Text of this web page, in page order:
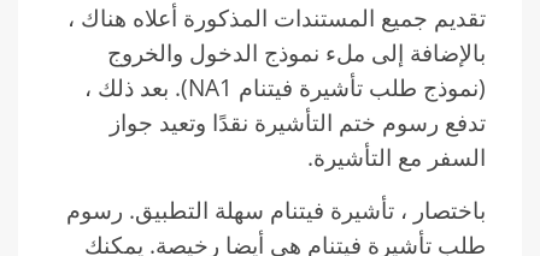
تقديم جميع المستندات المذكورة أعلاه هناك ،
بالإضافة إلى ملء نموذج الدخول والخروج
(نموذج طلب تأشيرة فيتنام NA1). بعد ذلك ،
تدفع رسوم ختم التأشيرة نقدًا وتعيد جواز
السفر مع التأشيرة.
باختصار ، تأشيرة فيتنام سهلة التطبيق. رسوم
طلب تأشيرة فيتنام هي أيضا رخيصة. يمكنك